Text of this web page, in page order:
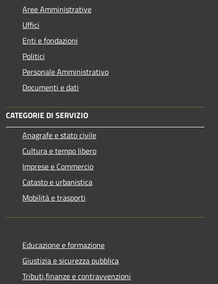
Aree Amministrative
Uffici
Enti e fondazioni
Politici
Personale Amministrativo
Documenti e dati
CATEGORIE DI SERVIZIO
Anagrafe e stato civile
Cultura e tempo libero
Imprese e Commercio
Catasto e urbanistica
Mobilità e trasporti
Educazione e formazione
Giustizia e sicurezza pubblica
Tributi,finanze e contravvenzioni